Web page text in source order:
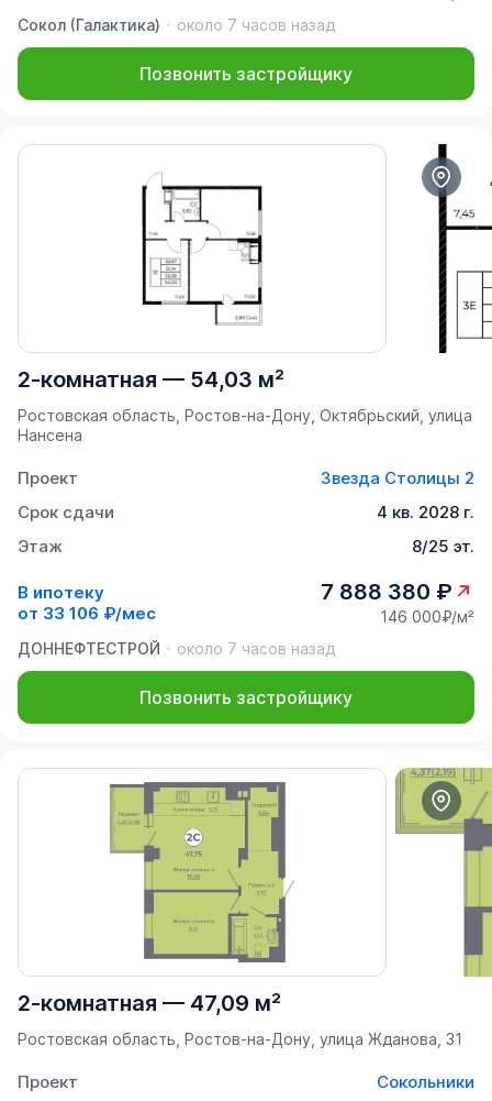
Сокол (Галактика)
около 7 часов назад
Позвонить застройщику
2-комнатная — 54,03 м²
Ростовская область, Ростов-на-Дону, Октябрьский, улица
Нансена
Проект
Звезда Столицы 2
Срок сдачи
4 кв. 2028 г.
Этаж
8/25 эт.
В ипотеку
от 33 106 ₽/мес
7 888 380 ₽
146 000₽/м²
ДОННЕФТЕСТРОЙ
около 7 часов назад
Позвонить застройщику
2-комнатная — 47,09 м²
Ростовская область, Ростов-на-Дону, улица Жданова, 31
Проект
Сокольники